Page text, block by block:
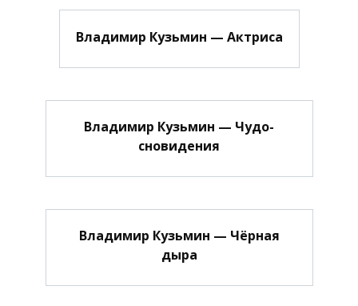
Владимир Кузьмин — Актриса
Владимир Кузьмин — Чудо-
сновидения
Владимир Кузьмин — Чёрная
дыра